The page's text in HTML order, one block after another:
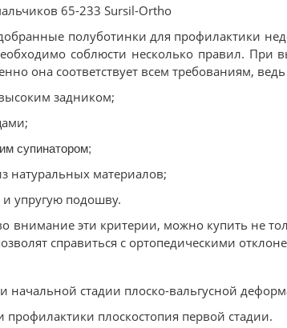
65-233 Sursil-Ortho
полуботинки для профилактики
соблюсти несколько правил. При
она соответствует всем требованиям,
задником;
супинатором;
натуральных материалов;
упругую подошву.
внимание эти критерии, можно купить не
справиться с ортопедическими
начальной стадии плоско-вальгусной
профилактики плоскостопия первой стадии.